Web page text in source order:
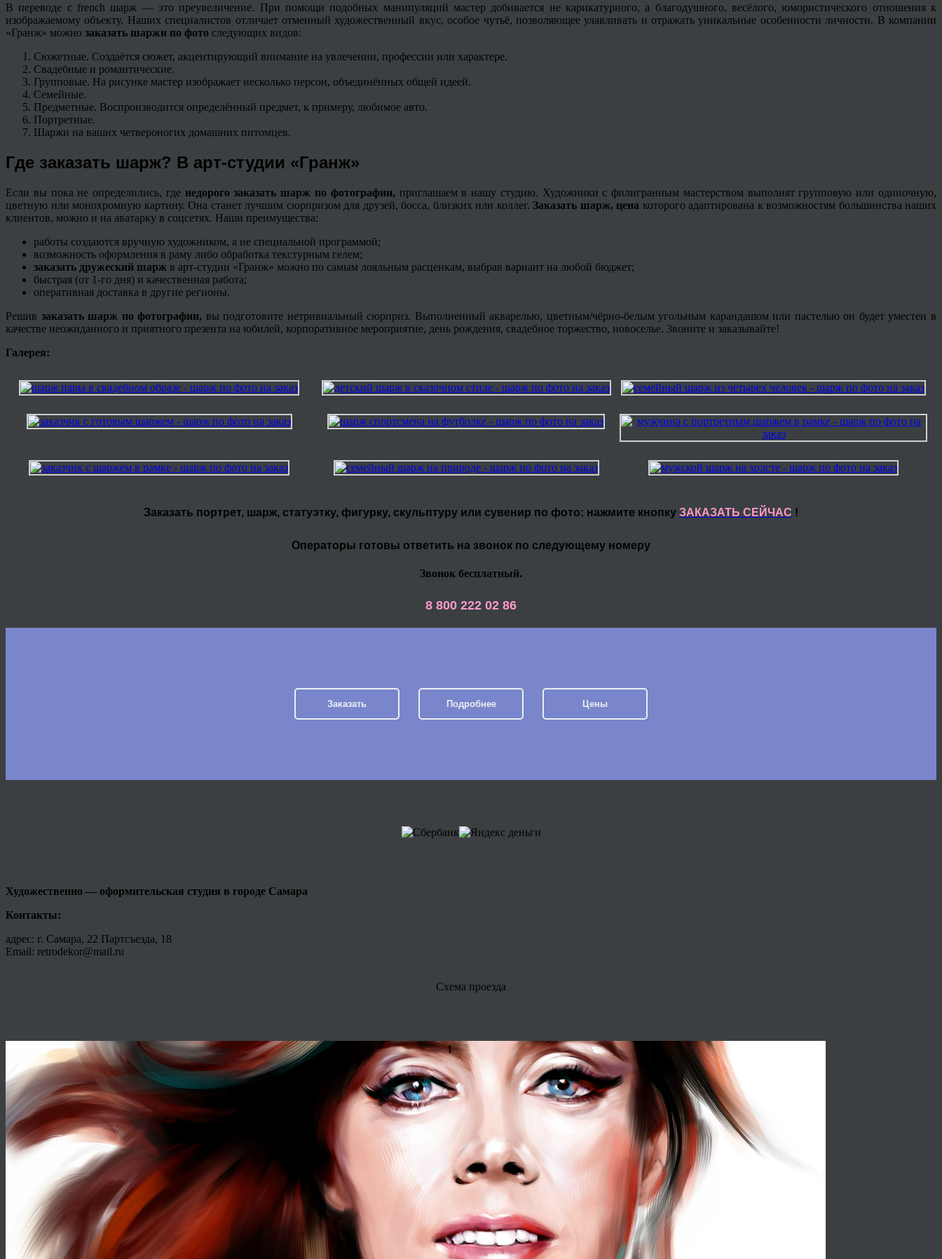
В переводе с french шарж — это преувеличение. При помощи подобных манипуляций мастер добивается не карикатурного, а благодушного, весёлого, юмористического отношения к
изображаемому объекту. Наших специалистов отличает отменный художественный вкус, особое чутьё, позволяющее улавливать и отражать уникальные особенности личности. В компании
«Гранж» можно заказать шаржи по фото следующих видов:
Сюжетные. Создаётся сюжет, акцентирующий внимание на увлечении, профессии или характере.
Свадебные и романтические.
Групповые. На рисунке мастер изображает несколько персон, объединённых общей идеей.
Семейные.
Предметные. Воспроизводится определённый предмет, к примеру, любимое авто.
Портретные.
Шаржи на ваших четвероногих домашних питомцев.
Где заказать шарж? В арт-студии «Гранж»
Если вы пока не определились, гденедорого заказать шарж по фотографии, приглашаем в нашу студию. Художники с филигранным мастерством выполнят групповую или одиночную,
цветную или монохромную картину. Она станет лучшим сюрпризом для друзей, босса, близких или коллег. Заказать шарж, цена которого адаптирована к возможностям большинства наших
клиентов, можно и на аватарку в соцсетях. Наши преимущества:
работы создаются вручную художником, а не специальной программой;
возможность оформления в раму либо обработка текстурным гелем;
заказать дружеский шарж в арт-студии «Гранж» можно по самым лояльным расценкам, выбрав вариант на любой бюджет;
быстрая (от 1-го дня) и качественная работа;
оперативная доставка в другие регионы.
Решив заказать шарж по фотографии, вы подготовите нетривиальный сюрприз. Выполненный акварелью, цветным/чёрно-белым угольным карандашом или пастелью он будет уместен в
качестве неожиданного и приятного презента на юбилей, корпоративное мероприятие, день рождения, свадебное торжество, новоселье. Звоните и заказывайте!
Галерея:
Заказать портрет, шарж, статуэтку, фигурку, скульптуру или сувенир по фото: нажмите кнопку ЗАКАЗАТЬ СЕЙЧАС !
Операторы готовы ответить на звонок по следующему номеру
Звонок бесплатный.
8 800 222 02 86
Заказать Подробнее Цены
Художественно — оформительская студия в городе Самара
Контакты:
адрес: г. Самара, 22 Партсъезда, 18
Email: retrodekor@mail.ru
Схема проезда